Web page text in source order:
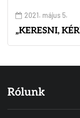
2021. május 5.
„KERESNI,
Rólunk